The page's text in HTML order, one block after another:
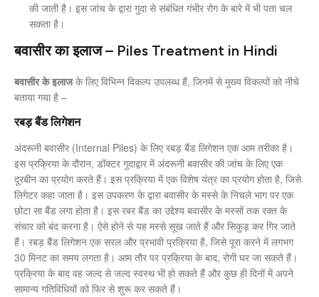
की जाती है। इस जांच के द्वारा गुदा से संबंधित गंभीर रोग के बारे में भी पता चल
सकता है।
बवासीर का इलाज – Piles Treatment in Hindi
बवासीर के इलाजके लिए विभिन्न विकल्प उपलब्ध हैं, जिनमें से मुख्य विकल्पों को नीचे
बताया गया है –
रबड़ बैंड लिगेशन
अंदरूनी बवासीर (Internal Piles) के लिए रबड़ बैंड लिगेशन एक आम तरीका है।
इस प्रक्रिया के दौरान, डॉक्टर गुदाद्वार में अंदरूनी बवासीर की जांच के लिए एक
दूरबीन का प्रयोग करते हैं। इस प्रक्रिया में एक विशेष यंत्र का प्रयोग होता है, जिसे
लिगेटर कहा जाता है। इस उपकरण के द्वारा बवासीर के मस्से के निचले भाग पर एक
छोटा सा बैंड लगा होता है। इस रबर बैंड का उद्देश्य बवासीर के मस्सों तक रक्त के
संचार को बंद करना है। ऐसे होने से यह मस्से सूख जाते हैं और सिकुड़ कर गिर जाते
हैं। रबड़ बैंड लिगेशन एक सरल और प्रभावी प्रक्रिया है, जिसे पूरा करने में लगभग
30 मिनट का समय लगता है। आम तौर पर प्रक्रिया के बाद, रोगी घर जा सकते हैं।
प्रक्रिया के बाद वह जल्द से जल्द स्वस्थ भी हो सकते हैं और कुछ ही दिनों में अपने
सामान्य गतिविधियों को फिर से शुरू कर सकते हैं।